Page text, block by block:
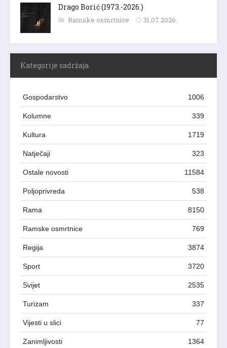
Drago Borić (1973.-2026.)
Ramske osmrtnice 31.07.2026.
Kategorije sadržaja
Gospodarstvo 1006
Kolumne 339
Kultura 1719
Natječaji 323
Ostale novosti 11584
Poljoprivreda 538
Rama 8150
Ramske osmrtnice 769
Regija 3874
Sport 3720
Svijet 2535
Turizam 337
Vijesti u slici 77
Zanimljivosti 1364